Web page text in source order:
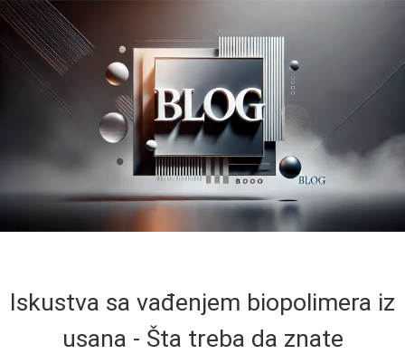
Iskustva sa vađenjem biopolimera iz
usana - Šta treba da znate